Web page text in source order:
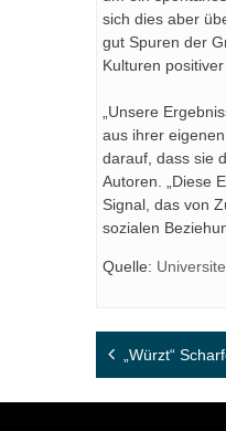
sich dies aber
gut Spuren der
Kulturen
„Unsere
aus ihrer
darauf, dass sie
Autoren. „Diese
Signal, das von
sozialen
Quelle:
„Würzt“